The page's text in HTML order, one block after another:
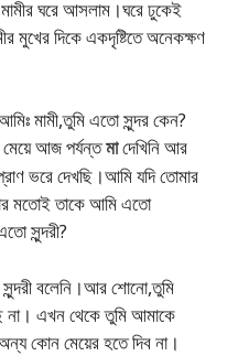
মামীর ঘরে আসলাম।ঘরে ঢুকেই
মুখের দিকে একদৃষ্টিতে অনেকক্ষণ
মামী,তুমি এতো সুন্দর কেন?
মেয়ে আজ পর্যন্তমাদেখিনি আর
ভরে দেখছি।আমি যদি তোমার
মতোই তাকে আমি এতো
সুন্দরী?
বলেনি।আর শোনো,তুমি
এখন থেকে তুমি আমাকে
কোন মেয়ের হতে দিব না।